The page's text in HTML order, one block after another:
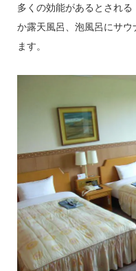
多くの効能があるとされ
か露天風呂、泡風呂にサ
ます。